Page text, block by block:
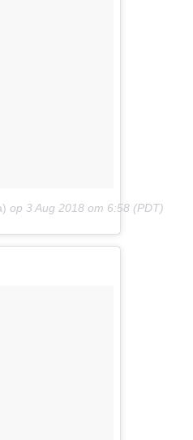
op 3 Aug 2018 om 6:58 (PDT)